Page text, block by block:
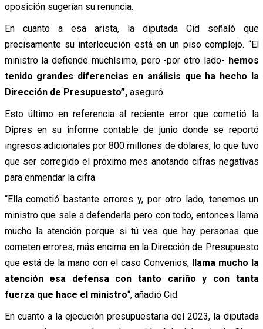
oposición sugerían su renuncia.
En cuanto a esa arista, la diputada Cid señaló que
precisamente su interlocución está en un piso complejo. “El
ministro la defiende muchísimo, pero -por otro lado- hemos
tenido grandes diferencias en análisis que ha hecho la
Dirección de Presupuesto”, aseguró.
Esto último en referencia al reciente error que cometió la
Dipres en su informe contable de junio donde se reportó
ingresos adicionales por 800 millones de dólares, lo que tuvo
que ser corregido el próximo mes anotando cifras negativas
para enmendar la cifra.
“Ella cometió bastante errores y, por otro lado, tenemos un
ministro que sale a defenderla pero con todo, entonces llama
mucho la atención porque si tú ves que hay personas que
cometen errores, más encima en la Dirección de Presupuesto
que está de la mano con el caso Convenios,llama mucho la
atención esa defensa con tanto cariño y con tanta
fuerza que hace el ministro“, añadió Cid.
En cuanto a la ejecución presupuestaria del 2023, la diputada